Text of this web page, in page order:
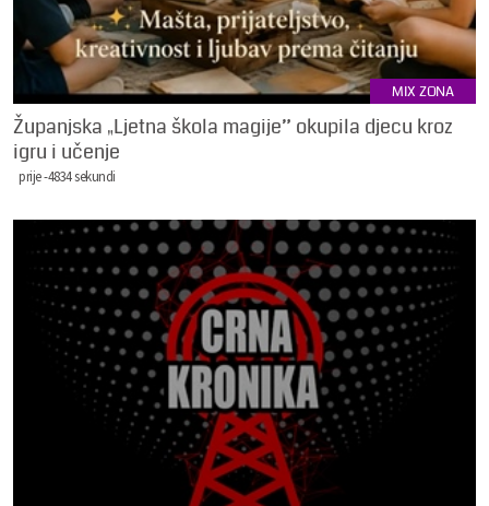
MIX ZONA
Županjska „Ljetna škola magije” okupila djecu kroz
igru i učenje
prije -4834 sekundi